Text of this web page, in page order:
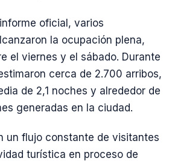
oficial, varios
la ocupación plena,
el viernes y el sábado. Durante
cerca de 2.700 arribos,
de 2,1 noches y alrededor de
generadas en la ciudad.
un flujo constante de visitantes
turística en proceso de